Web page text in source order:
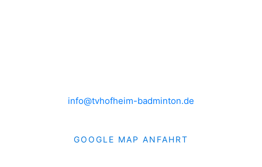
info@tvhofheim-badminton.de
GOOGLE MAP ANFAHRT